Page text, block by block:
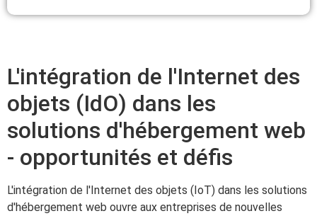
L'intégration de l'Internet des
objets (IdO) dans les
solutions d'hébergement web
- opportunités et défis
L'intégration de l'Internet des objets (IoT) dans les solutions
d'hébergement web ouvre aux entreprises de nouvelles